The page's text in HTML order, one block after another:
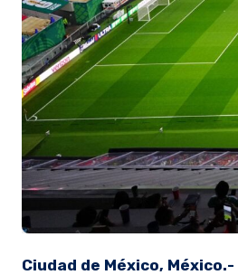
Ciudad de México, México.-